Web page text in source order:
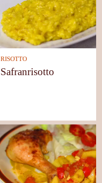
RISOTTO
Safranrisotto